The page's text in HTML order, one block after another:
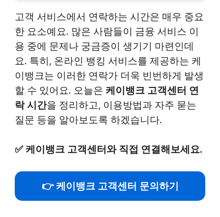
고객 서비스에서 연락하는 시간은 매우 중요
한 요소예요. 많은 사람들이 금융 서비스 이
용 중에 문제나 궁금증이 생기기 마련인데
요. 특히, 온라인 뱅킹 서비스를 제공하는 케
이뱅크는 이러한 연락가 더욱 빈번하게 발생
할 수 있어요. 오늘은 케이뱅크 고객센터 연
락 시간을 정리하고, 이용방법과 자주 묻는
질문 등을 알아보도록 하겠습니다.
✅ 케이뱅크 고객센터와 직접 연결해보세요.
👉 케이뱅크 고객센터 문의하기